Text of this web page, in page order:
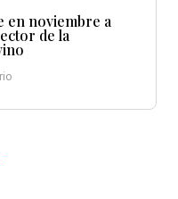
en noviembre a
de la